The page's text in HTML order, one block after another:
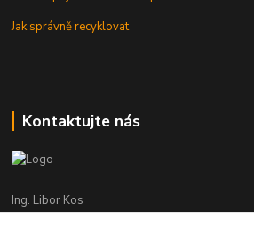
Jak správně recyklovat
Kontaktujte nás
Ing. Libor Kos
+420 601 555 225